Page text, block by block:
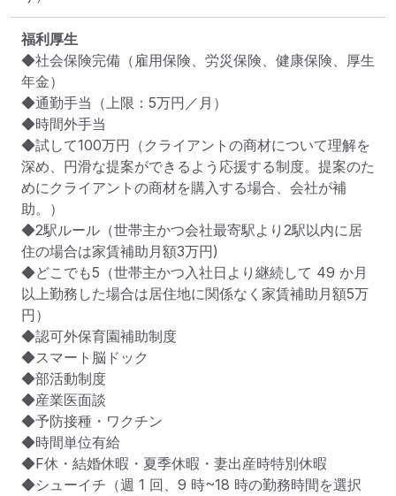
福利厚生
◆社会保険完備（雇用保険、労災保険、健康保険、厚生
年金）
◆通勤手当（上限：5万円／月）
◆時間外手当
◆試して100万円（クライアントの商材について理解を
深め、円滑な提案ができるよう応援する制度。提案のた
めにクライアントの商材を購入する場合、会社が補
助。）
◆2駅ルール（世帯主かつ会社最寄駅より2駅以内に居
住の場合は家賃補助月額3万円)
◆どこでも5（世帯主かつ入社日より継続して 49 か月
以上勤務した場合は居住地に関係なく家賃補助月額5万
円）
◆認可外保育園補助制度
◆スマート脳ドック
◆部活動制度
◆産業医面談
◆予防接種・ワクチン
◆時間単位有給
◆F休・結婚休暇・夏季休暇・妻出産時特別休暇
◆シューイチ（週 1 回、9 時~18 時の勤務時間を選択